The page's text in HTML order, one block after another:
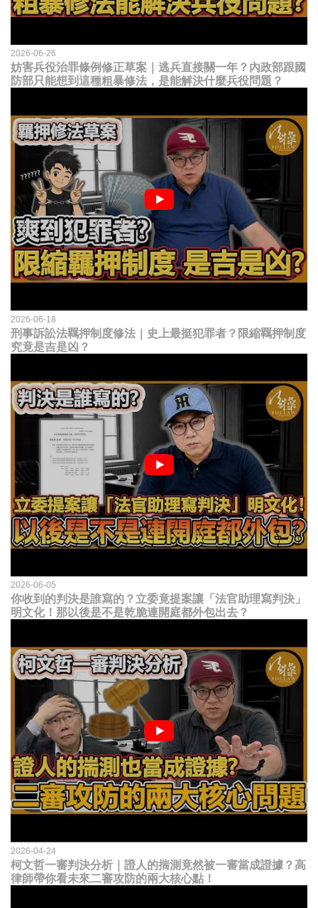
2026-06-26
妨害兵役治罪條例修正草案｜逃兵直接關一年？內政部跟國
防部只能想到這種粗暴修法，是能解決什麼兵役問題？
2026-06-18
刑事訴訟法羈押制度修法｜史上最挺犯罪者？限縮羈押制度
究竟是吉是凶？
2026-06-05
你收到的判決是誰寫的？立委竟提案讓「法官助理寫判決」
明文化！那以後是不是乾脆連開庭都外包出去？
2026-04-24
柯文哲一審判決分析｜證人的揣測竟然被一審當成證據？高
律師帶你看未來二審攻防的兩大核心點！